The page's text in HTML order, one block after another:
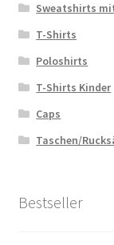
Sweatshirts
T-Shirts
Poloshirts
T-Shirts Kinder
Caps
Taschen/
Bestseller